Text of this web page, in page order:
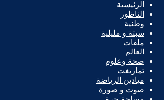
الرئيسية
الناظور
وطنية
سبتة و مليلية
ملفات
العالم
صحة وعلوم
تمازيغت
ميادين الرياضة
صوت و صورة